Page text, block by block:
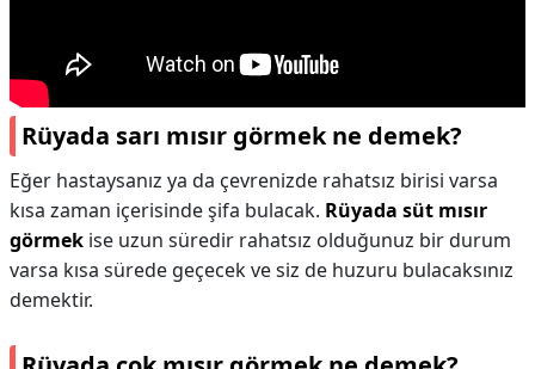
Rüyada sarı mısır görmek ne demek?
Eğer hastaysanız ya da çevrenizde rahatsız birisi varsa
kısa zaman içerisinde şifa bulacak. Rüyada süt mısır
görmek ise uzun süredir rahatsız olduğunuz bir durum
varsa kısa sürede geçecek ve siz de huzuru bulacaksınız
demektir.